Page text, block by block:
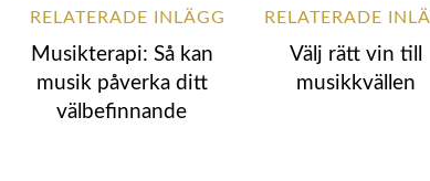
Musikterapi: Så kan
musik påverka ditt
välbefinnande
Välj rätt vin till
musikkvällen